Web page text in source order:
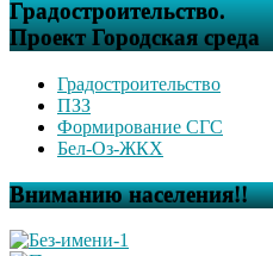
Градостроительство.
Проект Городская среда
Градостроительство
ПЗЗ
Формирование СГС
Бел-Оз-ЖКХ
Вниманию населения!!